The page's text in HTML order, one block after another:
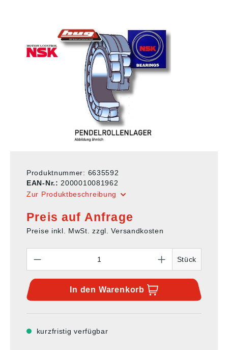
Produktnummer: 6635592
EAN-Nr.: 2000010081962
Zur Produktbeschreibung
Preis auf Anfrage
Preise inkl. MwSt. zzgl. Versandkosten
Stück
In den Warenkorb
kurzfristig verfügbar